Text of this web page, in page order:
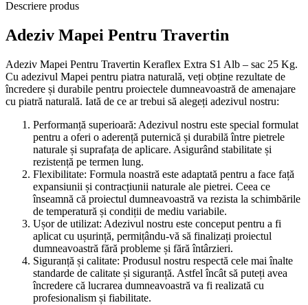
Descriere produs
Adeziv Mapei Pentru Travertin
Adeziv Mapei Pentru Travertin Keraflex Extra S1 Alb – sac 25 Kg.
Cu adezivul Mapei pentru piatra naturală, veți obține rezultate de
încredere și durabile pentru proiectele dumneavoastră de amenajare
cu piatră naturală. Iată de ce ar trebui să alegeți adezivul nostru:
Performanță superioară: Adezivul nostru este special formulat
pentru a oferi o aderență puternică și durabilă între pietrele
naturale și suprafața de aplicare. Asigurând stabilitate și
rezistență pe termen lung.
Flexibilitate: Formula noastră este adaptată pentru a face față
expansiunii și contracțiunii naturale ale pietrei. Ceea ce
înseamnă că proiectul dumneavoastră va rezista la schimbările
de temperatură și condiții de mediu variabile.
Ușor de utilizat: Adezivul nostru este conceput pentru a fi
aplicat cu ușurință, permițându-vă să finalizați proiectul
dumneavoastră fără probleme și fără întârzieri.
Siguranță și calitate: Produsul nostru respectă cele mai înalte
standarde de calitate și siguranță. Astfel încât să puteți avea
încredere că lucrarea dumneavoastră va fi realizată cu
profesionalism și fiabilitate.